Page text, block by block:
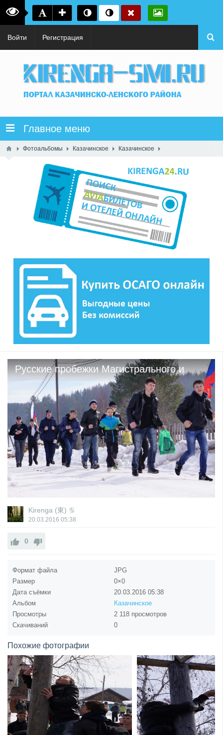
Войти Регистрация
Главное меню
Фотоальбомы Казачинское Казачинское
Русские пробежки Магистрального и
Казачинска на Масленице с.
Казачинское.271
Kirenga (東) ♋
20.03.2016 05:38
0
Формат файла
JPG
Размер
0×0
Дата съёмки
20.03.2016 05:38
Альбом
Казачинское
Просмотры
2 118 просмотров
Скачиваний
0
Похожие фотографии